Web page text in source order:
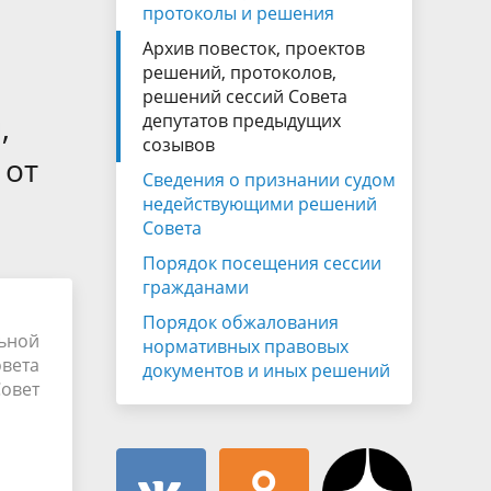
Муниципальная служба
Объявления
имущественного характера
Информационные материалы
протоколы и решения
Архив повесток, проектов
решений, протоколов,
решений сессий Совета
депутатов предыдущих
созывов
Сведения о признании судом
недействующими решений
Совета
Порядок посещения сессии
гражданами
Порядок обжалования
нормативных правовых
документов и иных решений